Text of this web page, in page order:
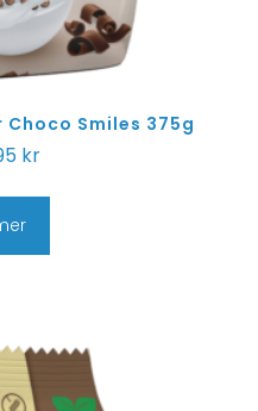
Smiles 375g
kr